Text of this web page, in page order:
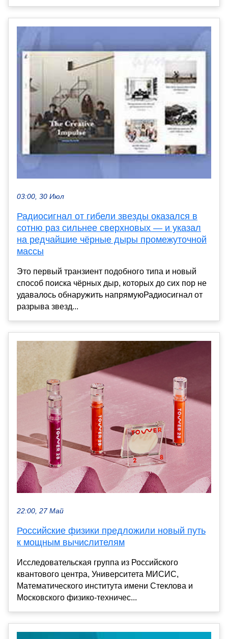
03:00, 30 Июл
Радиосигнал от гибели звезды оказался в
сотню раз сильнее сверхновых — и указал
на редчайшие чёрные дыры промежуточной
массы
Это первый транзиент подобного типа и новый
способ поиска чёрных дыр, которых до сих пор не
удавалось обнаружить напрямуюРадиосигнал от
разрыва звезд...
22:00, 27 Май
Российские физики предложили новый путь
к мощным вычислителям
Исследовательская группа из Российского
квантового центра, Университета МИСИС,
Математического института имени Стеклова и
Московского физико-техничес...